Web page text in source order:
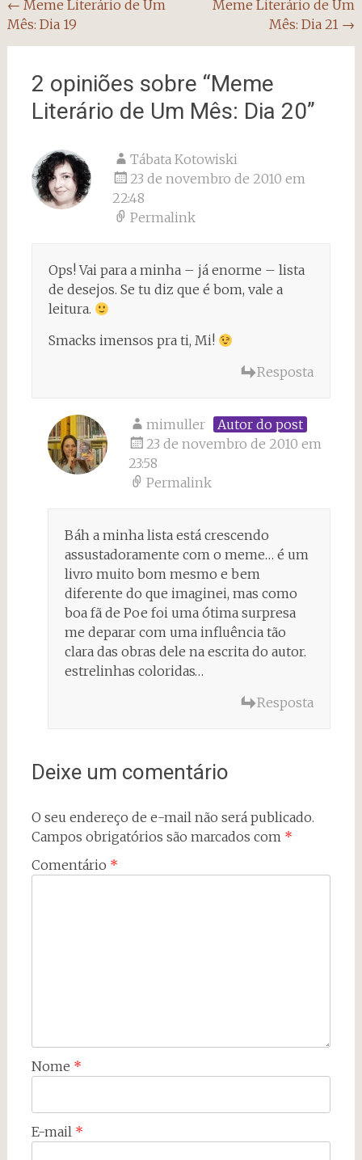
Navegação
do
← Meme Literário de Um
Mês: Dia 19
Meme Literário de Um
Mês: Dia 21 →
2 opiniões sobre “Meme
Literário de Um Mês: Dia 20”
Tábata Kotowiski
23 de novembro de 2010 em
22:48
Permalink
Ops! Vai para a minha – já enorme – lista
de desejos. Se tu diz que é bom, vale a
leitura.
Smacks imensos pra ti, Mi!
Resposta
mimuller
Autor do post
23 de novembro de 2010 em
23:58
Permalink
Báh a minha lista está crescendo
assustadoramente com o meme… é um
livro muito bom mesmo e bem
diferente do que imaginei, mas como
boa fã de Poe foi uma ótima surpresa
me deparar com uma influência tão
clara das obras dele na escrita do autor.
estrelinhas coloridas…
Resposta
Deixe um comentário
O seu endereço de e-mail não será publicado.
Campos obrigatórios são marcados com *
Comentário *
Nome *
E-mail *